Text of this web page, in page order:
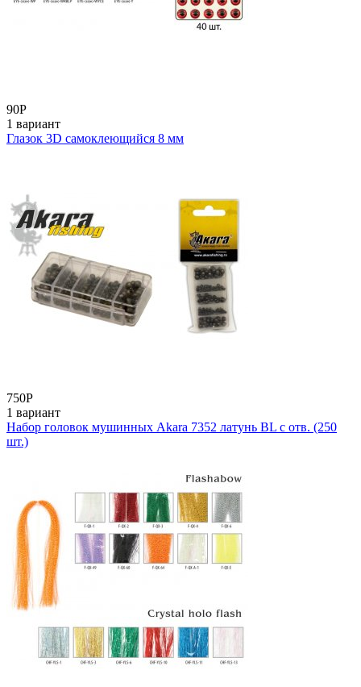
90Р
1 вариант
Глазок 3D самоклеющийся 8 мм
750Р
1 вариант
Набор головок мушинных Akara 7352 латунь BL с отв. (250
шт.)